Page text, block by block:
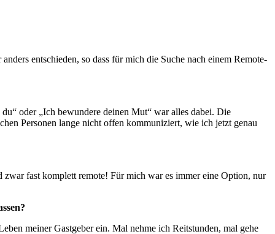
entschieden, so dass für mich die Suche nach einem Remote-
oder „Ich bewundere deinen Mut“ war alles dabei. Die
Personen lange nicht offen kommuniziert, wie ich jetzt genau
zwar fast komplett remote! Für mich war es immer eine Option, nur
meiner Gastgeber ein. Mal nehme ich Reitstunden, mal gehe